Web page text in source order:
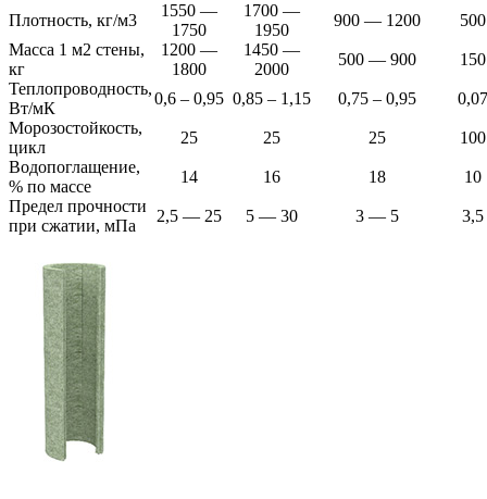
Плотность, кг/м3
1550 —
1750
1700 —
1950
900 — 1200
500
Масса 1 м2 стены,
кг
1200 —
1800
1450 —
2000
500 — 900
150
Теплопроводность,
Вт/мК
0,6 – 0,95 0,85 – 1,15 0,75 – 0,95
0,07
Морозостойкость,
цикл
25 25 25
100
Водопоглащение,
% по массе
14 16 18
10
Предел прочности
при сжатии, мПа
2,5 — 25 5 — 30 3 — 5 3,5